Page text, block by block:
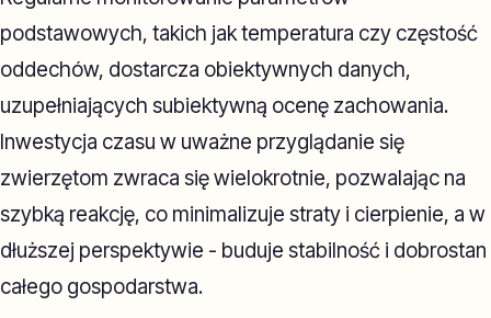
podstawowych, takich jak temperatura czy częstość
oddechów, dostarcza obiektywnych danych,
uzupełniających subiektywną ocenę zachowania.
Inwestycja czasu w uważne przyglądanie się
zwierzętom zwraca się wielokrotnie, pozwalając na
szybką reakcję, co minimalizuje straty i cierpienie, a w
dłuższej perspektywie - buduje stabilność i dobrostan
całego gospodarstwa.